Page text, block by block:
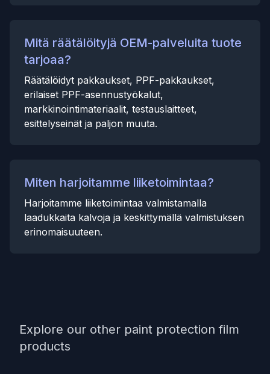
Mitä räätälöityjä OEM-palveluita tuote
tarjoaa?
Räätälöidyt pakkaukset, PPF-pakkaukset,
erilaiset PPF-asennustyökalut,
markkinointimateriaalit, testauslaitteet,
esittelyseinät ja paljon muuta.
Miten harjoitamme liiketoimintaa?
Harjoitamme liiketoimintaa valmistamalla
laadukkaita kalvoja ja keskittymällä valmistuksen
erinomaisuuteen.
Explore our other paint protection film
products